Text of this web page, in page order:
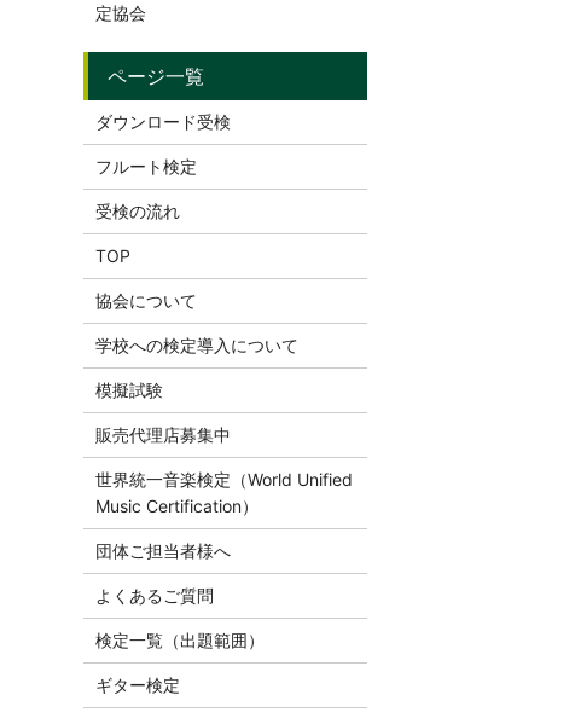
定協会
ダウンロード受検
フルート検定
受検の流れ
TOP
協会について
学校への検定導入について
模擬試験
販売代理店募集中
世界統一音楽検定（World Unified
Music Certification）
団体ご担当者様へ
よくあるご質問
検定一覧（出題範囲）
ギター検定